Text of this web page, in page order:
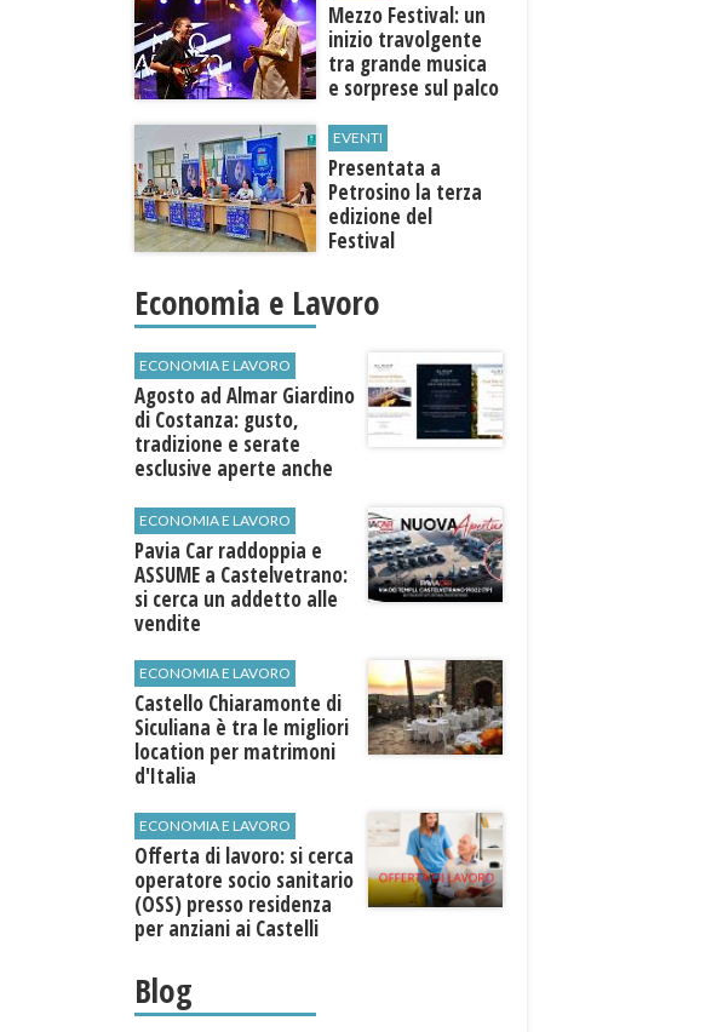
Mezzo Festival: un
inizio travolgente
tra grande musica
e sorprese sul palco
EVENTI
Presentata a
Petrosino la terza
edizione del
Festival
"Voci dal
Economia e Lavoro
ECONOMIA E LAVORO
Agosto ad Almar Giardino
di Costanza: gusto,
tradizione e serate
esclusive aperte anche
ECONOMIA E LAVORO
Pavia Car raddoppia e
ASSUME a Castelvetrano:
si cerca un addetto alle
vendite
ECONOMIA E LAVORO
Castello Chiaramonte di
Siculiana è tra le migliori
location per matrimoni
d'Italia
ECONOMIA E LAVORO
Offerta di lavoro: si cerca
operatore socio sanitario
(OSS) presso residenza
per anziani ai Castelli
Blog